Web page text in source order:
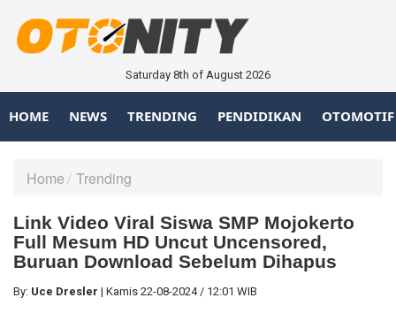
Saturday 8th of August 2026
HOME NEWS TRENDING PENDIDIKAN OTOMOTIF
Home Trending
Link Video Viral Siswa SMP Mojokerto
Full Mesum HD Uncut Uncensored,
Buruan Download Sebelum Dihapus
By: Uce Dresler | Kamis 22-08-2024 / 12:01 WIB